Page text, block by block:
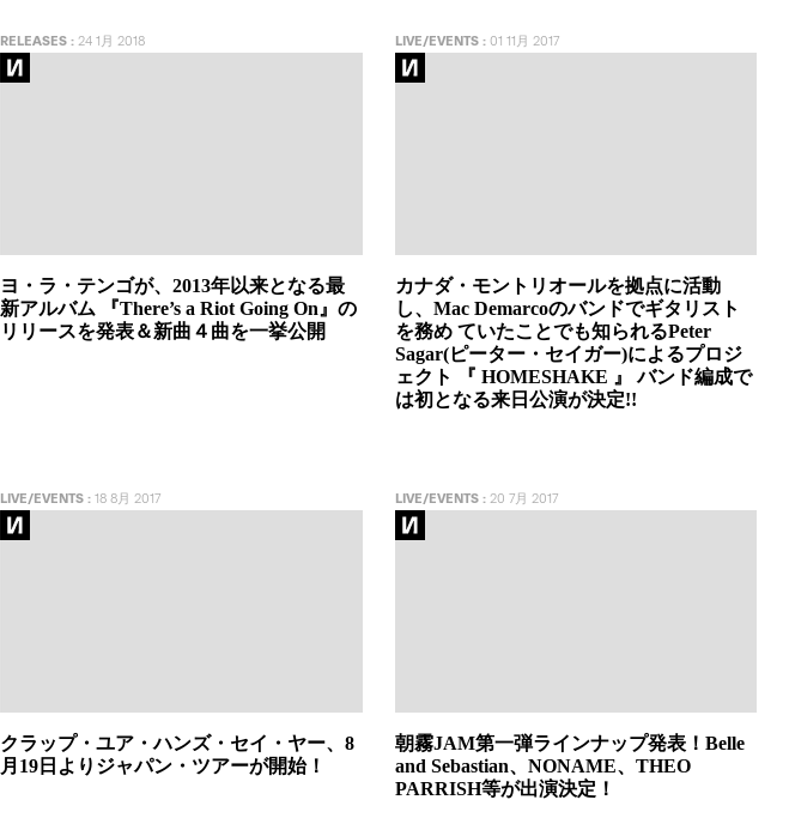
RELEASES : 24 1月 2018
ヨ・ラ・テンゴが、2013年以来となる最
新アルバム 『There’s a Riot Going On』の
リリースを発表＆新曲４曲を一挙公開
LIVE/EVENTS:01 11月 2017
カナダ・モントリオールを拠点に活動
し、Mac Demarcoのバンドでギタリスト
を務め ていたことでも知られるPeter
Sagar(ピーター・セイガー)によるプロジ
ェクト 『 HOMESHAKE 』 バンド編成で
は初となる来日公演が決定!!
LIVE/EVENTS : 18 8月 2017
クラップ・ユア・ハンズ・セイ・ヤー、8
月19日よりジャパン・ツアーが開始！
LIVE/EVENTS:20 7月 2017
朝霧JAM第一弾ラインナップ発表！Belle
and Sebastian、NONAME、THEO
PARRISH等が出演決定！